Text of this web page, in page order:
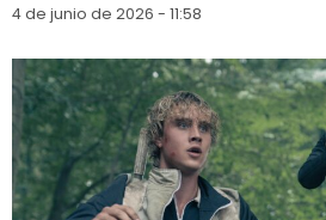
4 de junio de 2026 - 11:58